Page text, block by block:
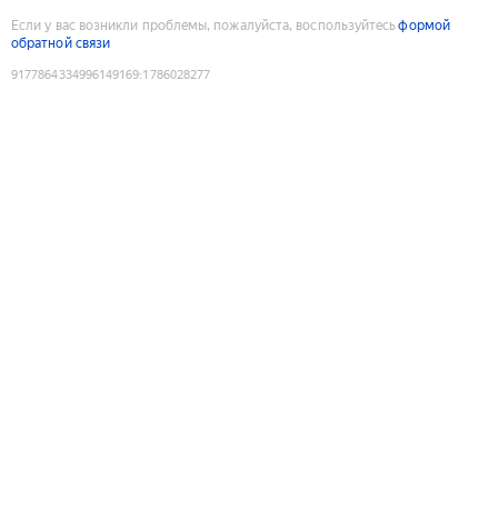
Если у вас возникли проблемы, пожалуйста, воспользуйтесьформой
обратной связи
9177864334996149169:1786028277